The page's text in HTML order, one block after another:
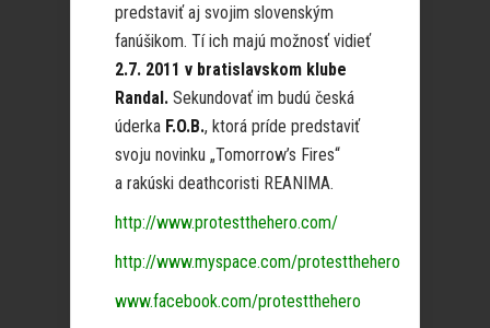
predstaviť aj svojim slovenským
fanúšikom. Tí ich majú možnosť vidieť
2.7. 2011 v bratislavskom klube
Randal. Sekundovať im budú česká
úderka F.O.B., ktorá príde predstaviť
svoju novinku „Tomorrow’s Fires“
a rakúski deathcoristi REANIMA.
http://www.protestthehero.com/
http://www.myspace.com/protestthehero
www.facebook.com/protestthehero